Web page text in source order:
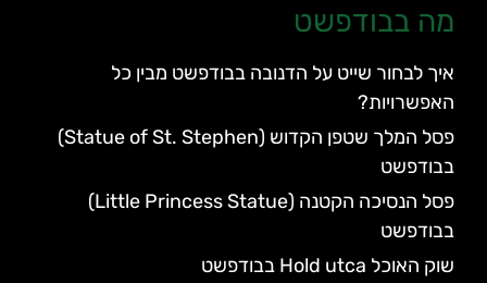
מה בבודפשט
איך לבחור שייט על הדנובה בבודפשט מבין כל
האפשרויות?
פסל המלך שטפן הקדוש (Statue of St. Stephen)
בבודפשט
פסל הנסיכה הקטנה (Little Princess Statue)
בבודפשט
שוק האוכל Hold utca בבודפשט